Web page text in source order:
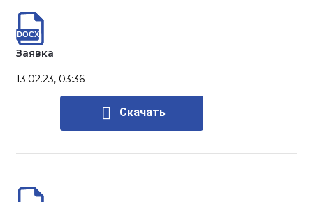
Заявка
13.02.23, 03:36
Скачать